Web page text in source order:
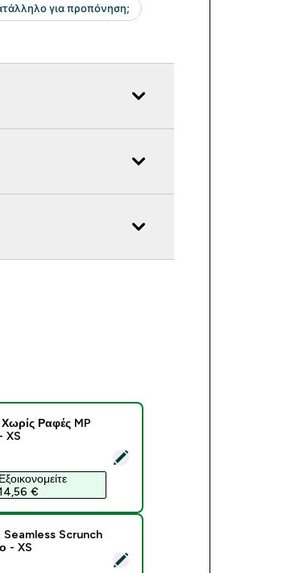
Κολάν Χωρίς Ραφές MP Tempo - Μαύρο - XS
Ραφές MP
XS
Εξοικονομείτε
€‎
Lift Seamless Scrunch Leggings - Μαύρο - XS
Scrunch
- XS